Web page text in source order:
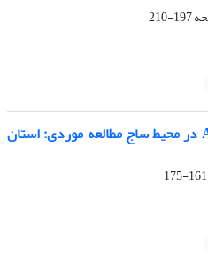
197-210
مکانیابی صنایع با استفاده از AHP در محیط ساج مطالعه موردی: استان
161-175